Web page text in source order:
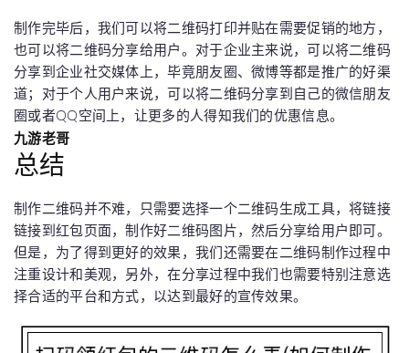
制作完毕后，我们可以将二维码打印并贴在需要促销的地方，
也可以将二维码分享给用户。对于企业主来说，可以将二维码
分享到企业社交媒体上，毕竟朋友圈、微博等都是推广的好渠
道；对于个人用户来说，可以将二维码分享到自己的微信朋友
圈或者QQ空间上，让更多的人得知我们的优惠信息。
九游老哥
总结
制作二维码并不难，只需要选择一个二维码生成工具，将链接
链接到红包页面，制作好二维码图片，然后分享给用户即可。
但是，为了得到更好的效果，我们还需要在二维码制作过程中
注重设计和美观，另外，在分享过程中我们也需要特别注意选
择合适的平台和方式，以达到最好的宣传效果。